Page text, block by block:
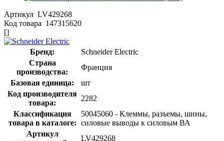
Артикул LV429268
Код товара 147315620
[]
Бренд:
Schneider Electric
Страна
производства:
Франция
Базовая единица:
шт
Код производителя
товара:
2282
Классификация
товара в каталоге:
50045060 - Клеммы, разъемы, шины,
силовые выводы к силовым ВА
Артикул
LV429268